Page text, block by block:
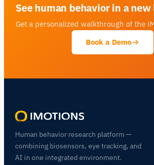
See human behavior in a
Get a personalized walkthrough of the
Book a Demo
Human behavior research platform —
combining biosensors, eye tracking, and
AI in one integrated environment.